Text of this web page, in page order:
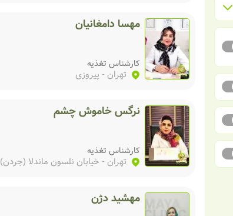
مهسا دامغانیان
کارشناس تغذیه
تهران - پیروزی
نرگس خاموش چشم
کارشناس تغذیه
تهران - خیابان نلسون ماندلا (جردن)
مهشید دژن